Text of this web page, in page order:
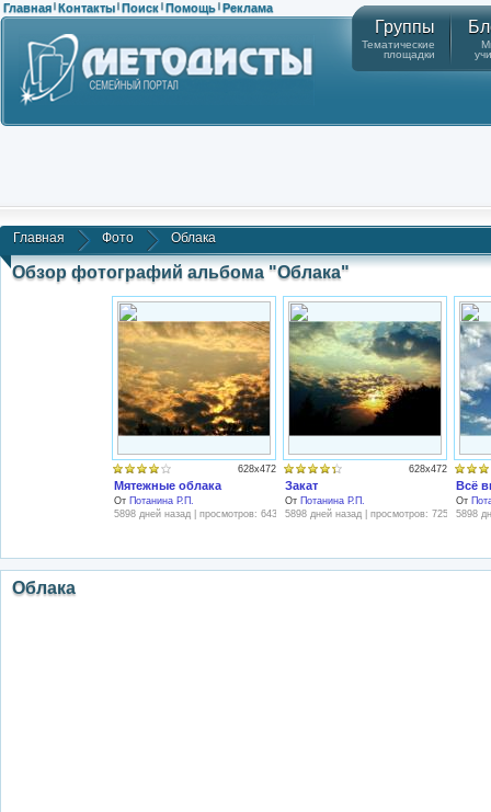
Главная | Контакты | Поиск | Помощь | Реклама
Группы
Тематические
площадки
Главная Фото Облака
Обзор фотографий альбома "Облака"
628x472
Мятежные облака
От Потанина Р.П.
5898 дней назад | просмотров: 643
628x472
Закат
От Потанина Р.П.
5898 дней назад | просмотров: 725
Всё
От
5898
Облака